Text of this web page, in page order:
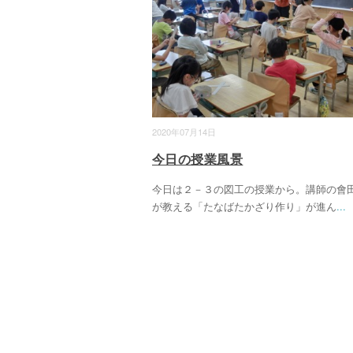
2020年07月14日
今日の授業風景
今日は２－３の図工の授業から。講師の會
が教える「たなばたかざり作り」が進ん...